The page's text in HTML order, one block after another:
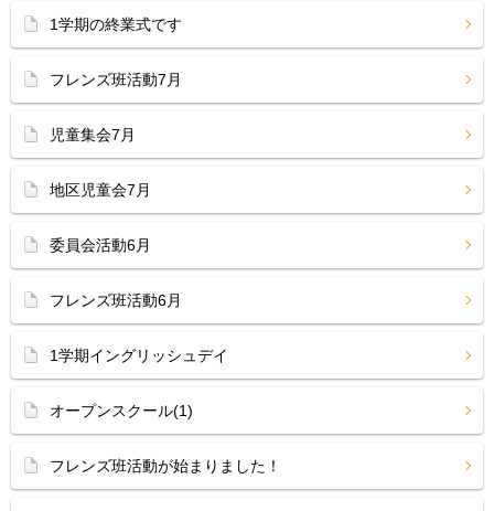
1学期の終業式です
フレンズ班活動7月
児童集会7月
地区児童会7月
委員会活動6月
フレンズ班活動6月
1学期イングリッシュデイ
オープンスクール(1)
フレンズ班活動が始まりました！